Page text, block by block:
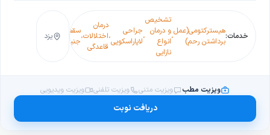
خدمات:هیسترکتومی(عمل
برداشتن رحم)
،
تشخیص
و درمان
انواع
نازایی
،جراحی
لاپاراسکوپی،
درمان
اختلالات
قاعدگی
،سقط
جنین
لقاح
آزمایشگاهی(IVF)
یزد
ویزیت مطب ویزیت متنی ویزیت تلفنی ویزیت ویدیویی
دریافت نوبت